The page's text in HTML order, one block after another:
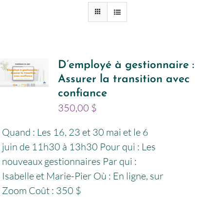
D’employé à gestionnaire :
Assurer la transition avec
confiance
350,00 $
Quand : Les 16, 23 et 30 mai et le 6
juin de 11h30 à 13h30 Pour qui : Les
nouveaux gestionnaires Par qui :
Isabelle et Marie-Pier Où : En ligne, sur
Zoom Coût : 350 $